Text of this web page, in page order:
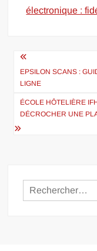
électronique :
Navigation
de
l’article
EPSILON SCANS :
LIGNE
ÉCOLE HÔTELIÈRE
DÉCROCHER UNE